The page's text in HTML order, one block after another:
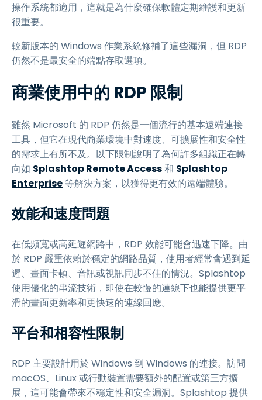
操作系統都適用，這就是為什麼確保軟體定期維護和更新
很重要。
較新版本的 Windows 作業系統修補了這些漏洞，但 RDP
仍然不是最安全的端點存取選項。
商業使用中的 RDP 限制
雖然 Microsoft 的 RDP 仍然是一個流行的基本遠端連接
工具，但它在現代商業環境中對速度、可擴展性和安全性
的需求上有所不及。以下限制說明了為何許多組織正在轉
向如 Splashtop Remote Access和 Splashtop
Enterprise 等解決方案，以獲得更有效的遠端體驗。
效能和速度問題
在低頻寬或高延遲網路中，RDP 效能可能會迅速下降。由
於 RDP 嚴重依賴於穩定的網路品質，使用者經常會遇到延
遲、畫面卡頓、音訊或視訊同步不佳的情況。Splashtop
使用優化的串流技術，即使在較慢的連線下也能提供更平
滑的畫面更新率和更快速的連線回應。
平台和相容性限制
RDP 主要設計用於 Windows 到 Windows 的連接。訪問
macOS、Linux 或行動裝置需要額外的配置或第三方擴
展，這可能會帶來不穩定性和安全漏洞。Splashtop 提供